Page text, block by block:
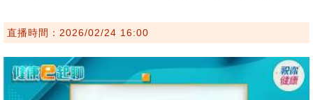
直播時間：2026/02/24 16:00